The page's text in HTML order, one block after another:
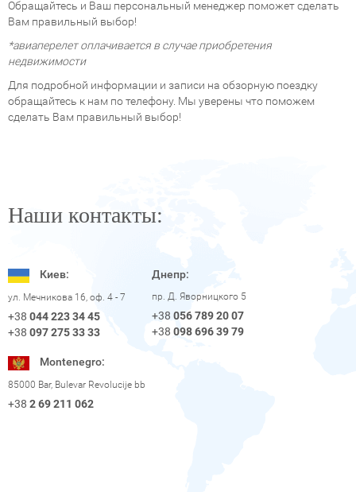
Обращайтесь и Ваш персональный менеджер поможет сделать
Вам правильный выбор!
*авиаперелет оплачивается в случае приобретения
недвижимости
Для подробной информации и записи на обзорную поездку
обращайтесь к нам по телефону. Мы уверены что поможем
сделать Вам правильный выбор!
Наши контакты:
Киев:
ул. Мечникова 16, оф. 4 - 7
+38 044 223 34 45
+38 097 275 33 33
Днепр:
пр. Д. Яворницкого 5
+38 056 789 20 07
+38 098 696 39 79
Montenegro:
85000 Bar, Bulevar Revolucije bb
+38 2 69 211 062